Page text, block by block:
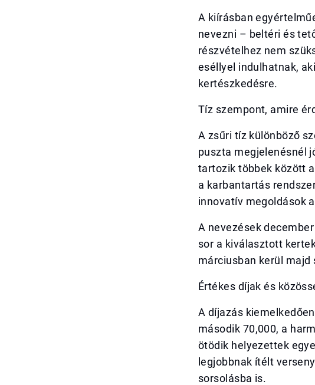
A kiírásban
nevezni – beltéri és
részvételhez nem
eséllyel indulhatnak,
kertészkedésre.
Tíz szempont, amire
A zsűri tíz különböző
puszta megjelenésnél
tartozik többek között
a karbantartás
innovatív megoldások
A nevezések
sor a kiválasztott
márciusban kerül majd
Értékes díjak és
A díjazás
második 70,000, a
ötödik helyezettek
legjobbnak ítélt
sorsolásba is.